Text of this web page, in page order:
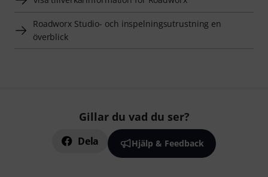
Roadworx Studio- och inspelningsutrustning en
överblick
Gillar du vad du ser?
Dela Hjälp & Feedback